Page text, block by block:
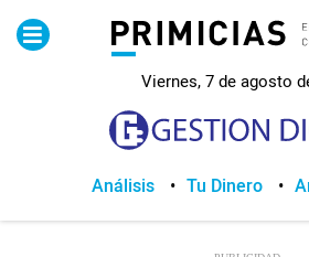
Viernes, 7 de agosto
Lo Último
Política
Análisis Tu Dinero